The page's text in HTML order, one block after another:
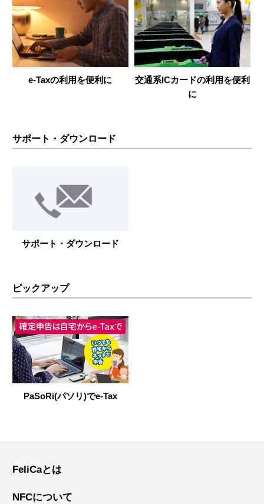
e-Taxの利用を便利に
交通系ICカードの利用を便利
に
サポート・ダウンロード
サポート・ダウンロード
ピックアップ
PaSoRi(パソリ)でe-Tax
FeliCaとは
NFCについて